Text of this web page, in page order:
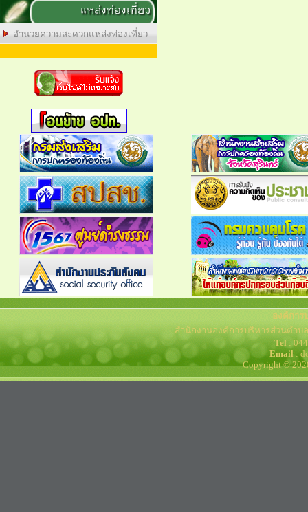
แหล่งท่องเที่ยว
อำนวยความสะดวกแหล่งท่องเที่ยว
องค์กา
สำนักงานองค์การบริหารส่วนตำ
Tel:
Email :
Copyright ©